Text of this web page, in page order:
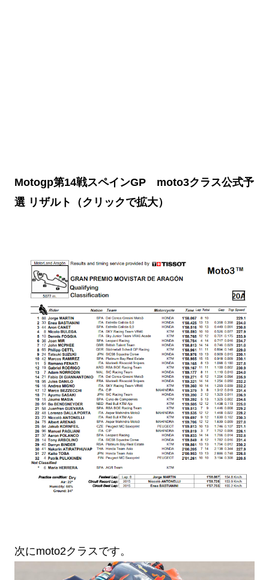
Motogp第14戦スペインGP moto3クラス公式予
選 リザルト（クリックで拡大）
次にmoto2クラスです。